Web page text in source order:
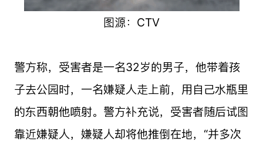
图源：CTV
警方称，受害者是一名32岁的男子，他带着孩
子去公园时，一名嫌疑人走上前，用自己水瓶里
的东西朝他喷射。警方补充说，受害者随后试图
靠近嫌疑人，嫌疑人却将他推倒在地，“并多次